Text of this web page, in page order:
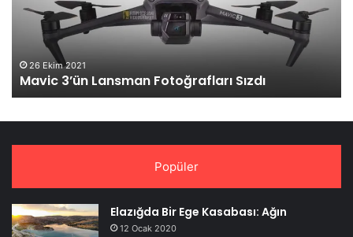
26 Ekim 2021
Mavic 3’ün Lansman Fotoğrafları Sızdı
Popüler
Elazığda Bir Ege Kasabası: Ağın
12 Ocak 2020